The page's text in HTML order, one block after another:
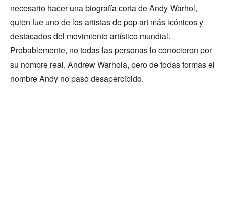
necesario hacer una biografía corta de Andy Warhol,
quien fue uno de los artistas de pop art más icónicos y
destacados del movimiento artístico mundial.
Probablemente, no todas las personas lo conocieron por
su nombre real, Andrew Warhola, pero de todas formas el
nombre Andy no pasó desapercibido.